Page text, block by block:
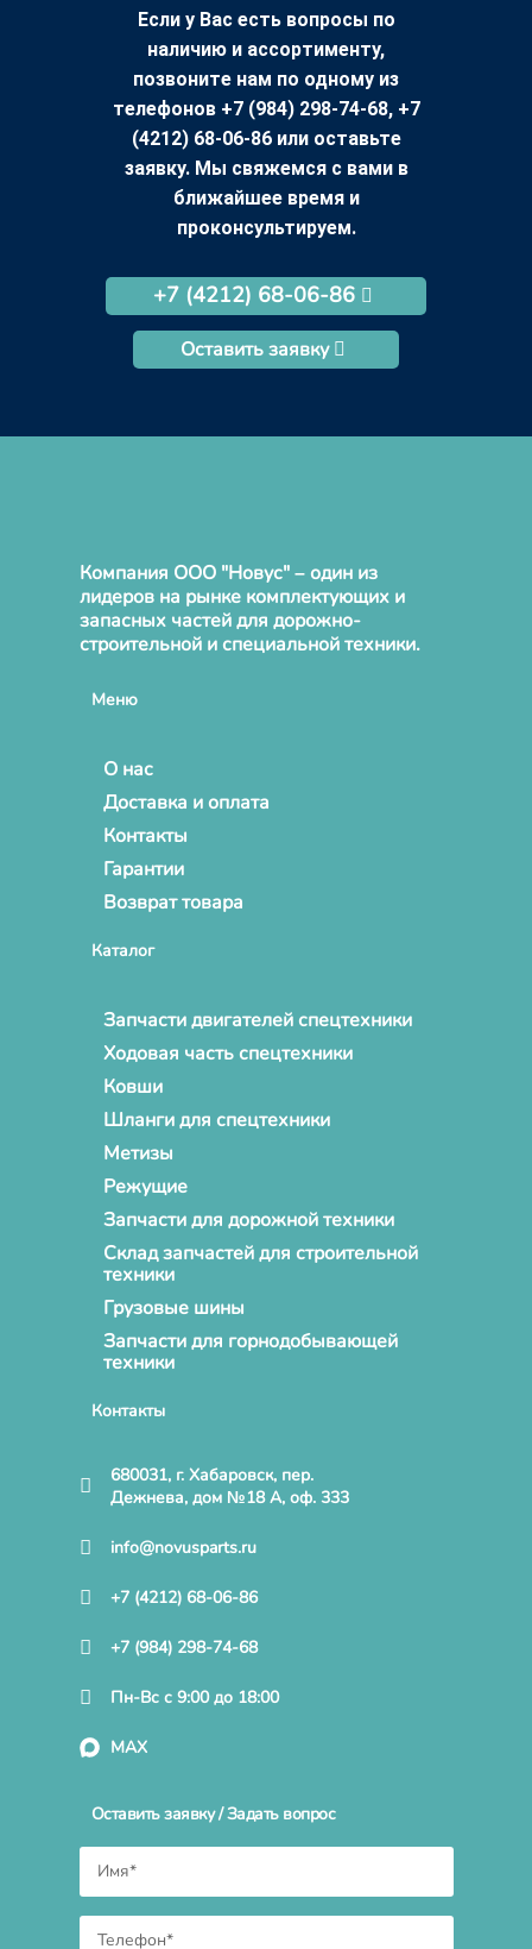
Если у Вас есть вопросы по
наличию и ассортименту,
позвоните нам по одному из
телефонов +7 (984) 298-74-68, +7
(4212) 68-06-86 или оставьте
заявку. Мы свяжемся с вами в
ближайшее время и
проконсультируем.
+7 (4212) 68-06-86
Оставить заявку
Компания ООО "Новус" – один из
лидеров на рынке комплектующих и
запасных частей для дорожно-
строительной и специальной техники.
Меню
О нас
Доставка и оплата
Контакты
Гарантии
Возврат товара
Каталог
Запчасти двигателей спецтехники
Ходовая часть спецтехники
Ковши
Шланги для спецтехники
Метизы
Режущие
Запчасти для дорожной техники
Склад запчастей для строительной
техники
Грузовые шины
Запчасти для горнодобывающей
техники
Контакты
680031, г. Хабаровск, пер.
Дежнева, дом №18 А, оф. 333
info@novusparts.ru
+7 (4212) 68-06-86
+7 (984) 298-74-68
Пн-Вс с 9:00 до 18:00
MAX
Оставить заявку / Задать вопрос